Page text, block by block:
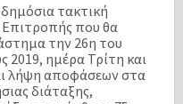
τακτική
Επιτροπής που θα
την 26η του
2019, ημέρα Τρίτη και
λήψη αποφάσεων στα
διάταξης,